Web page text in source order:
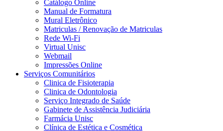
Catálogo Online
Manual de Formatura
Mural Eletrônico
Matriculas / Renovação de Matriculas
Rede Wi-Fi
Virtual Unisc
Webmail
Impressões Online
Serviços Comunitários
Clinica de Fisioterapia
Clinica de Odontologia
Serviço Integrado de Saúde
Gabinete de Assistência Judiciária
Farmácia Unisc
Clínica de Estética e Cosmética